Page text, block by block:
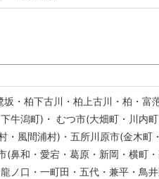
・柏下古川・柏上古川・柏・富
牛潟町)・ むつ市(大畑町・川内
・風間浦村)・五所川原市(金木町
(鼻和・愛宕・葛原・新岡・横町
ノ口・一町田・五代・兼平・鳥井